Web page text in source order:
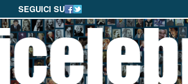
SEGUICI SU